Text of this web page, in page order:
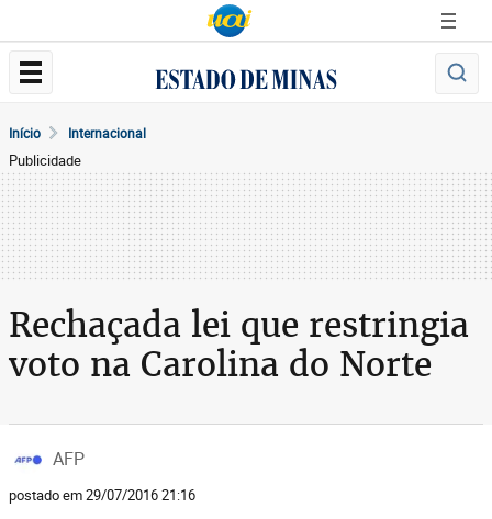
Início Internacional
Publicidade
Rechaçada lei que restringia
voto na Carolina do Norte
AFP
postado em 29/07/2016 21:16